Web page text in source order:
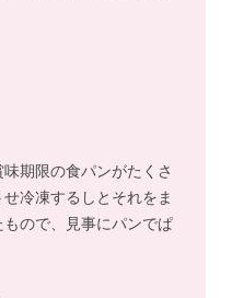
期限の食パンがたくさ
冷凍するしとそれをま
ので、見事にパンでぱ